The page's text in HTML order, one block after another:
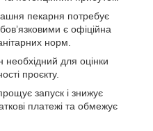
пекарня потребує
є офіційна
норм.
необхідний для оцінки
проєкту.
запуск і знижує
платежі та обмежує